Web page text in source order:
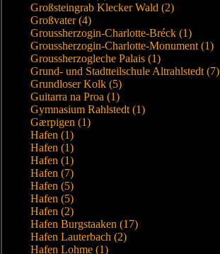
Großsteingrab Klecker Wald (2)
Großvater (4)
Groussherzogin-Charlotte-Bréck (1)
Groussherzogin-Charlotte-Monument (1)
Groussherzogleche Palais (1)
Grund- und Stadtteilschule Altrahlstedt (7)
Grundloser Kolk (5)
Guitarra na Proa (1)
Gymnasium Rahlstedt (1)
Gærpigen (1)
Hafen (1)
Hafen (1)
Hafen (1)
Hafen (7)
Hafen (5)
Hafen (5)
Hafen (2)
Hafen Burgstaaken (17)
Hafen Lauterbach (2)
Hafen Lohme (1)